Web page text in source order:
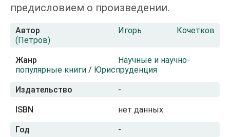
предисловием о произведении.
Автор
Игорь Кочетков
(Петров)
Жанр
Научные и научно-
популярные книги / Юриспруденция
Издательство -
ISBN нет данных
Год -